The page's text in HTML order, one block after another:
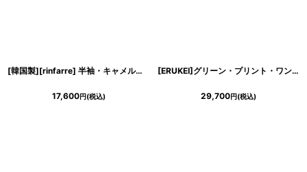
[韓国製][rinfarre] 半袖・キャメル・花柄・エレガント・Vネック・カシュクール・半袖・マキシ・ロングドレス・ラップワンピース [山崎みどり着用][送料無料]mycm
17,600円(税込)
[ERUKEI]グリーン・プリント・ワンショルダー・プリーツ・エレガント・ロングドレス[送料無料]
29,700円(税込)